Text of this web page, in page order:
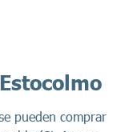
pueden comprar